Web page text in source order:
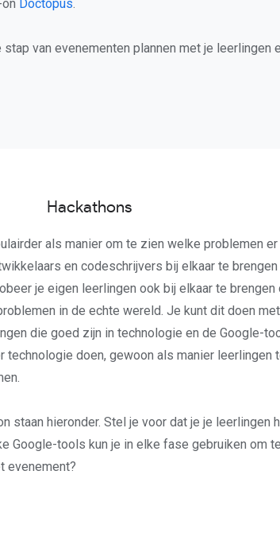
Doctopus.
van evenementen plannen met je leerlingen
Hackathons
als manier om te zien welke problemen er
en codeschrijvers bij elkaar te
je eigen leerlingen ook bij elkaar te brengen
in de echte wereld. Je kunt dit doen
die goed zijn in technologie en de Google-
technologie doen, gewoon als manier leerlingen
staan hieronder. Stel je voor dat je je leerlingen
Google-tools kun je in elke fase gebruiken om
evenement?